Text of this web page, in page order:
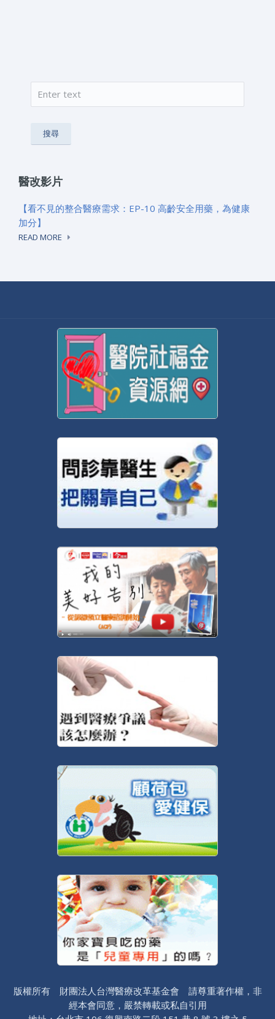
搜尋表單
醫改影片
【看不見的整合醫療需求：EP-10 高齡安全用藥，為健康
加分】
READ MORE
版權所有 財團法人台灣醫療改革基金會 請尊重著作權，非
經本會同意，嚴禁轉載或私自引用